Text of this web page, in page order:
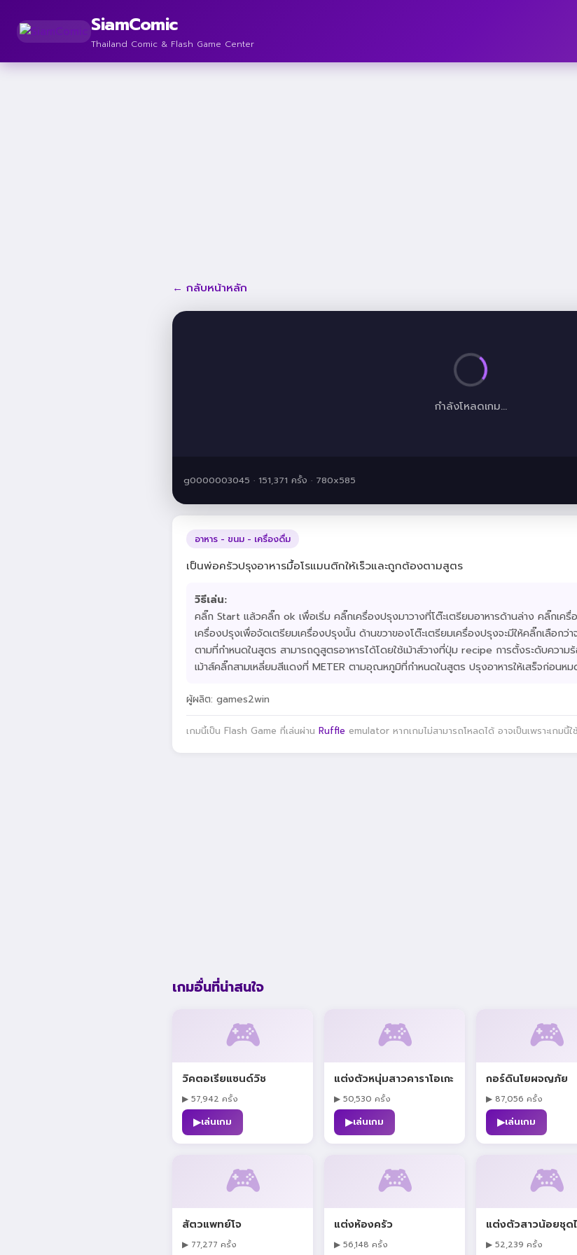
SiamComic
Thailand Comic & Flash Game Center
← กลับหน้าหลัก
กำลังโหลดเกม...
g0000003045 · 151,371 ครั้ง · 780x585
อาหาร - ขนม - เครื่องดื่ม
เป็นพ่อครัวปรุงอาหารมื้อโรแมนติกให้เร็วและถูกต้องตามสูตร
วิธีเล่น:
คลิ๊ก Start แล้วคลิ๊ก ok เพื่อเริ่ม คลิ๊กเครื่องปรุงมาวางที่โต๊ะเตรียมอาหารด้านล่าง คลิ๊กเค
เครื่องปรุงเพื่อจัดเตรียมเครื่องปรุงนั้น ด้านขวาของโต๊ะเตรียมเครื่องปรุงจะมีให้คลิ๊กเลือกว่
ตามที่กำหนดในสูตร สามารถดูสูตรอาหารได้โดยใช้เม้าส์วางที่ปุ่ม recipe การตั้งระดับความร้
เม้าส์คลิ๊กสามเหลี่ยมสีแดงที่ METER ตามอุณหภูมิที่กำหนดในสูตร ปรุงอาหารให้เสร็จก่อนหม
ผู้ผลิต: games2win
เกมนี้เป็น Flash Game ที่เล่นผ่าน Ruffle emulator หากเกมไม่สามารถโหลดได้ อาจเป็นเพราะเกม
เกมอื่นที่น่าสนใจ
🎮
วิคตอเรียแซนด์วิช
▶ 57,942 ครั้ง
▶เล่นเกม
🎮
แต่งตัวหนุ่มสาวคาราโอเกะ
▶ 50,530 ครั้ง
▶เล่นเกม
🎮
กอร์ดินโยผจญภัย
▶ 87,056 ครั้ง
▶เล่นเกม
🎮
สัตวแพทย์โจ
▶ 77,277 ครั้ง
🎮
แต่งห้องครัว
▶ 56,148 ครั้ง
🎮
▶ 52,239 ครั้ง